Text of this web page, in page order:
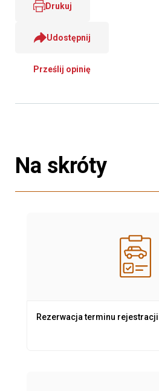
Drukuj
Udostępnij
Prześlij opinię
Na skróty
Rezerwacja terminu